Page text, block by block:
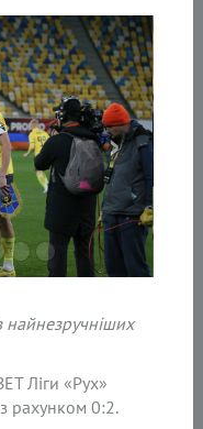
›
найнезручніших
Ліги «Рух»
рахунком 0:2.